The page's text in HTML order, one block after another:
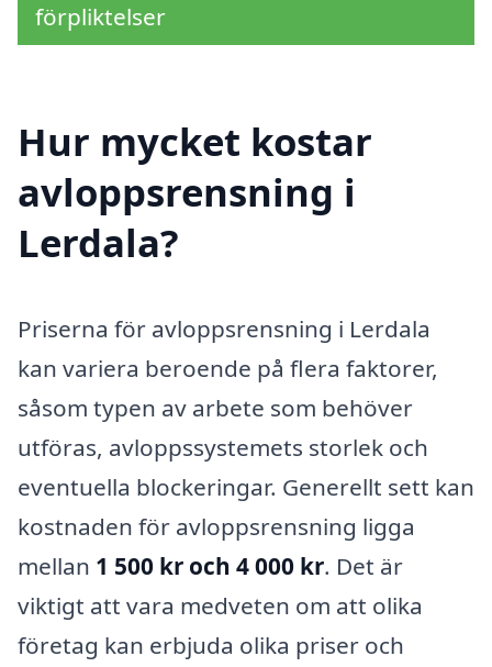
förpliktelser
Hur mycket kostar
avloppsrensning i
Lerdala?
Priserna för avloppsrensning i Lerdala
kan variera beroende på flera faktorer,
såsom typen av arbete som behöver
utföras, avloppssystemets storlek och
eventuella blockeringar. Generellt sett kan
kostnaden för avloppsrensning ligga
mellan 1 500 kr och 4 000 kr. Det är
viktigt att vara medveten om att olika
företag kan erbjuda olika priser och